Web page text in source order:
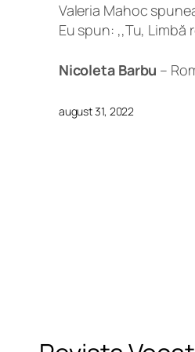
Valeria Mahoc
Eu spun: ,,Tu, Limbă
Nicoleta Barbu –
august 31, 2022